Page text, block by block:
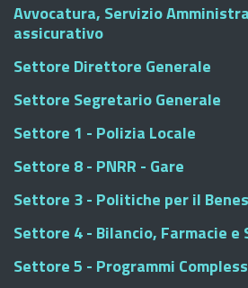
Avvocatura, Servizio
assicurativo
Settore Direttore Generale
Settore Segretario Generale
Settore 1 - Polizia Locale
Settore 8 - PNRR - Gare
Settore 3 - Politiche per il
Settore 4 - Bilancio, Farmacie
Settore 5 - Programmi